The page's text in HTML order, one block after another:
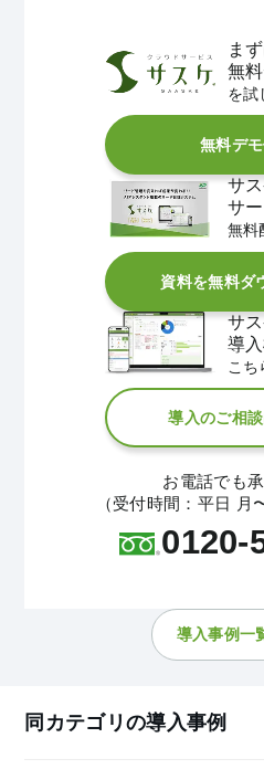
ま
無
を試
無料デ
サ
サ
無料
資料を無料ダ
サ
導
こち
導入のご相
お電話でも承
（受付時間：平日 月
0120-
導入事例一
同カテゴリの導入事例